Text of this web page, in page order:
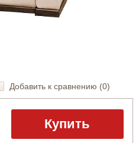
Добавить к сравнению (0)
Купить